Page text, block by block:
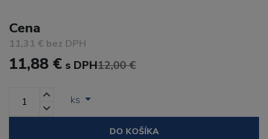
Cena
11,31 € bez DPH
11,88 € s DPH12,00 €
ks
DO KOŠÍKA